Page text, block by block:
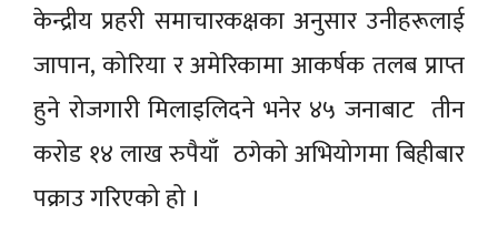
केन्द्रीय प्रहरी समाचारकक्षका अनुसार उनीहरूलाई
जापान, कोरिया र अमेरिकामा आकर्षक तलब प्राप्त
हुने रोजगारी मिलाइलिदने भनेर ४५ जनाबाट तीन
करोड १४ लाख रुपैयाँ ठगेको अभियोगमा बिहीबार
पक्राउ गरिएको हो ।